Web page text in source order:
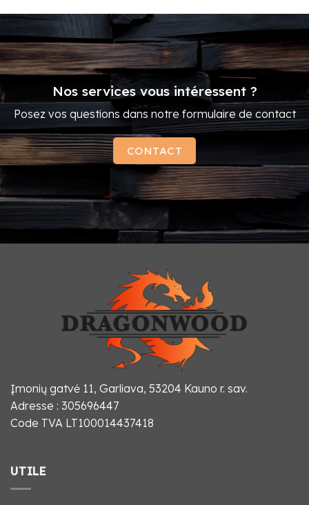
Nos services vous intéressent ?
Posez vos questions dans notre formulaire de contact
CONTACT
Įmonių gatvė 11, Garliava, 53204 Kauno r. sav.
Adresse : 305696447
Code TVA LT100014437418
UTILE